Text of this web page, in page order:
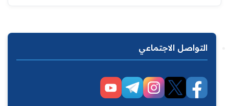
التواصل الاجتماعي